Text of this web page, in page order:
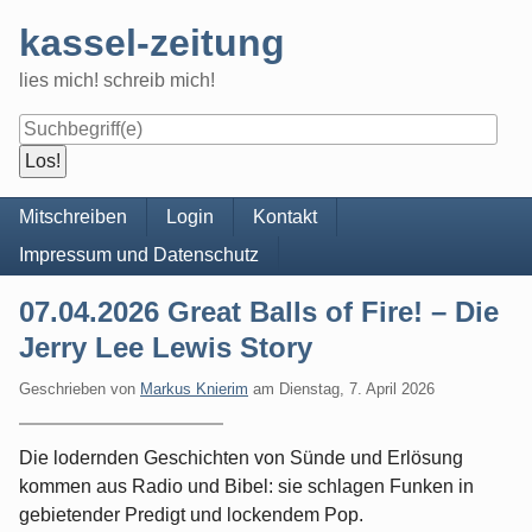
content
kassel-zeitung
lies mich! schreib mich!
Navigation
Mitschreiben Login
Kontakt
Impressum und Datenschutz
07.04.2026 Great Balls of Fire! – Die
Jerry Lee Lewis Story
Geschrieben von Markus Knierim am Dienstag, 7. April 2026
Die lodernden Geschichten von Sünde und Erlösung
kommen aus Radio und Bibel: sie schlagen Funken in
gebietender Predigt und lockendem Pop.